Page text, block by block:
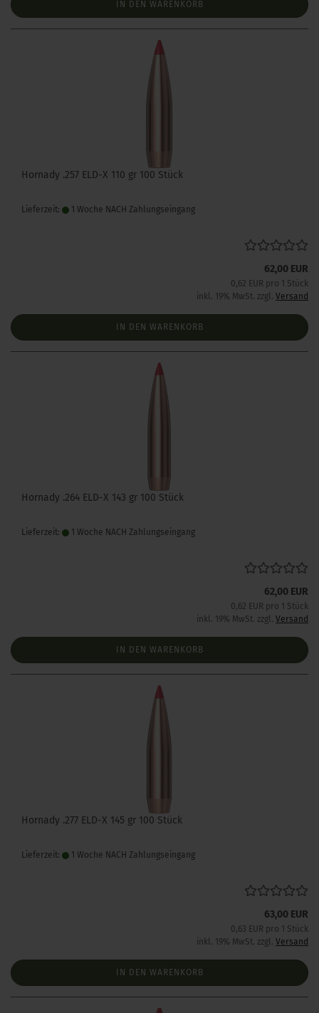
IN DEN WARENKORB
Hornady .257 ELD-X 110 gr 100 Stück
Lieferzeit: 1 Woche NACH Zahlungseingang
62,00 EUR
0,62 EUR pro 1 Stück
inkl. 19% MwSt. zzgl. Versand
IN DEN WARENKORB
Hornady .264 ELD-X 143 gr 100 Stück
Lieferzeit: 1 Woche NACH Zahlungseingang
62,00 EUR
0,62 EUR pro 1 Stück
inkl. 19% MwSt. zzgl. Versand
IN DEN WARENKORB
Hornady .277 ELD-X 145 gr 100 Stück
Lieferzeit: 1 Woche NACH Zahlungseingang
63,00 EUR
0,63 EUR pro 1 Stück
inkl. 19% MwSt. zzgl. Versand
IN DEN WARENKORB